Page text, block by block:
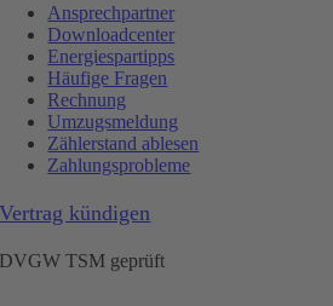
Ansprechpartner
Downloadcenter
Energiespartipps
Häufige Fragen
Rechnung
Umzugsmeldung
Zählerstand ablesen
Zahlungsprobleme
Vertrag kündigen
DVGW TSM geprüft